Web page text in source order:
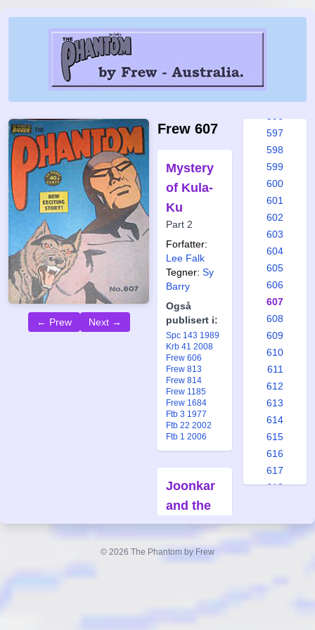
← Prew Next →
Frew 607
Mystery
of Kula-
Ku
Part 2
Forfatter:
Lee Falk
Tegner: Sy
Barry
Også
publisert i:
Spc 143 1989
Krb 41 2008
Frew 606
Frew 813
Frew 814
Frew 1185
Frew 1684
Ftb 3 1977
Ftb 22 2002
Ftb 1 2006
Joonkar
and the
Slavers
Forfatter:
Lee Falk
590
597
598
599
600
601
602
603
604
605
606
607
608
609
610
611
612
613
614
615
616
617
618
© 2026 The Phantom by Frew